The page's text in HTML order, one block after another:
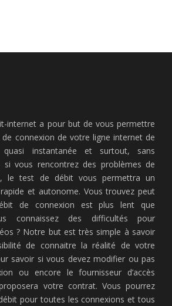
internet a pour but de vous permettre
connexion de votre ligne internet de
quasi instantanée et surtout, sans
si vous rencontrez des problèmes de
le test de débit vous permettra un
et autonome. Vous trouvez peut
de connexion est plus lent que
connaissez des difficultés pour
? Notre but est très simple à savoir
de connaitre la réalité de votre
savoir si vous devez modifier ou pas
ou encore le fournisseur d’accès
votre contrat. Vous pourrez
pour toutes les connexions et tous